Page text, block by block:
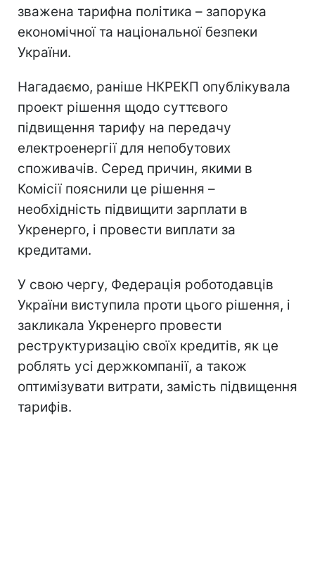
зважена тарифна політика – запорука
економічної та національної безпеки
України.
Нагадаємо, раніше НКРЕКП опублікувала
проект рішення щодо суттєвого
підвищення тарифу на передачу
електроенергії для непобутових
споживачів. Серед причин, якими в
Комісії пояснили це рішення –
необхідність підвищити зарплати в
Укренерго, і провести виплати за
кредитами.
У свою чергу, Федерація роботодавців
України виступила проти цього рішення, і
закликала Укренерго провести
реструктуризацію своїх кредитів, як це
роблять усі держкомпанії, а також
оптимізувати витрати, замість підвищення
тарифів.